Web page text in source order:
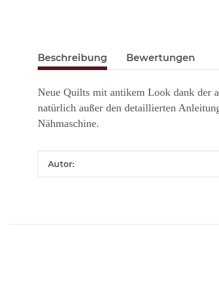
Beschreibung Bewertungen
Neue Quilts mit antikem Look dank der
natürlich außer den detaillierten
Nähmaschine.
Produkteigenschaft
Wert
Autor: